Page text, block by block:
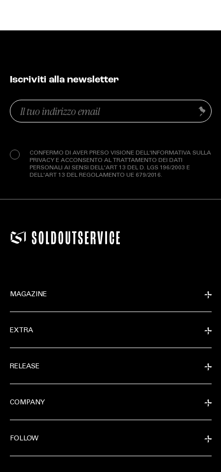
Iscriviti alla newsletter
Email
(Obbligatorio)
CONFERMO DI AVER PRESO VISIONE DELL'INFORMATIVA SULLA
PRIVACY E ACCONSENTO AL TRATTAMENTO DEI DATI
PERSONALI AI SENSI DELL'ART 13 DEL D. LGS 196/2003 E
DELL'ART 13 DEL REGOLAMENTO UE 679/2016.
Invia
MAGAZINE
EXTRA
RELEASE
COMPANY
FOLLOW